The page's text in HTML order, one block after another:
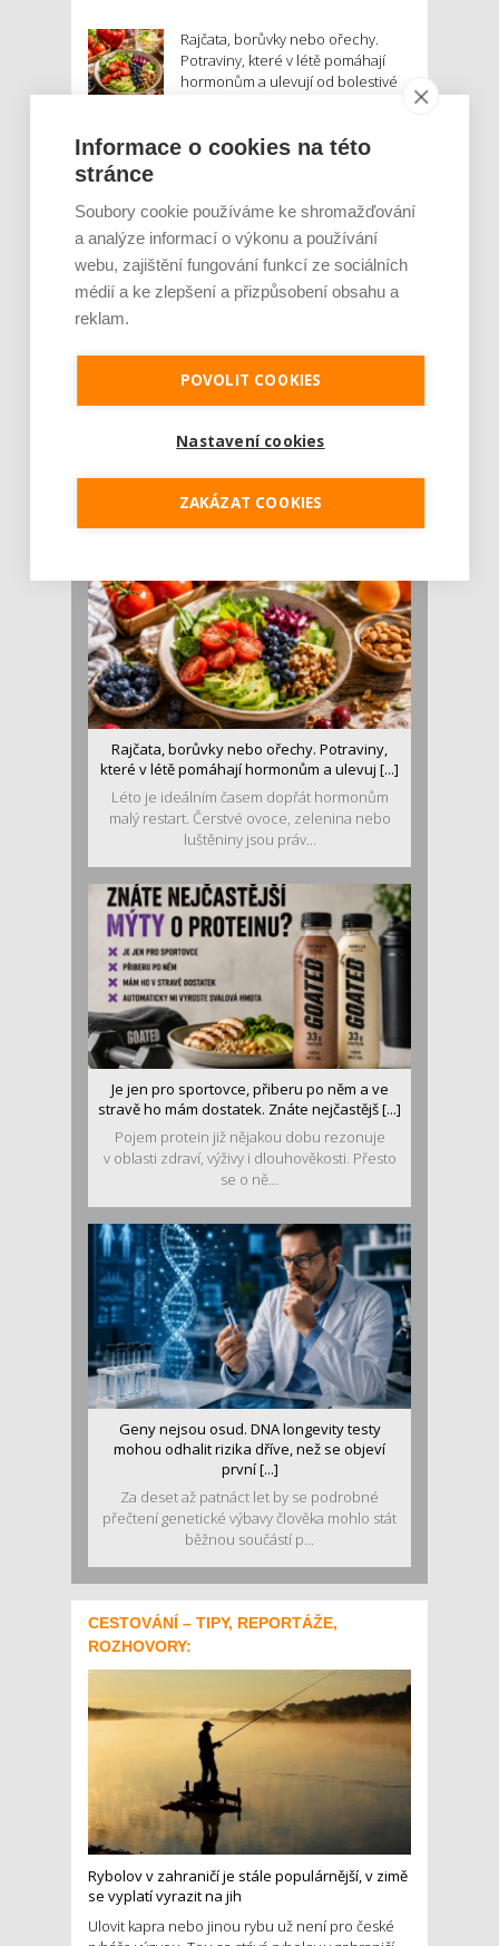
Rajčata, borůvky nebo ořechy.
Potraviny, které v létě pomáhají
hormonům a ulevují od bolestivé
Je jen pro sportovce, přiberu po
Český startup Goated prodal za
sedm měsíců 200 tisíc
proteinových drinků. Reaguje na
Palubní deska auta se v létě rozpálí
až na 80 °C. Mobilům hrozí
navigace
MOHLO BY VÁS ZAJÍMAT:
Rajčata, borůvky nebo ořechy. Potraviny,
které v létě pomáhají hormonům a ulevuj [...]
Léto je ideálním časem dopřát hormonům
malý restart. Čerstvé ovoce, zelenina nebo
luštěniny jsou práv...
Je jen pro sportovce, přiberu po něm a ve
stravě ho mám dostatek. Znáte nejčastějš [...]
Pojem protein již nějakou dobu rezonuje
v oblasti zdraví, výživy i dlouhověkosti. Přesto
se o ně...
Geny nejsou osud. DNA longevity testy
mohou odhalit rizika dříve, než se objeví
první [...]
Za deset až patnáct let by se podrobné
přečtení genetické výbavy člověka mohlo stát
běžnou součástí p...
CESTOVÁNÍ – TIPY, REPORTÁŽE,
ROZHOVORY:
Rybolov v zahraničí je stále populárnější, v zimě
se vyplatí vyrazit na jih
Ulovit kapra nebo jinou rybu už není pro české
Informace o cookies na této
stránce
Soubory cookie používáme ke shromažďování
a analýze informací o výkonu a používání
webu, zajištění fungování funkcí ze sociálních
médií a ke zlepšení a přizpůsobení obsahu a
reklam.
POVOLIT COOKIES
Nastavení cookies
ZAKÁZAT COOKIES